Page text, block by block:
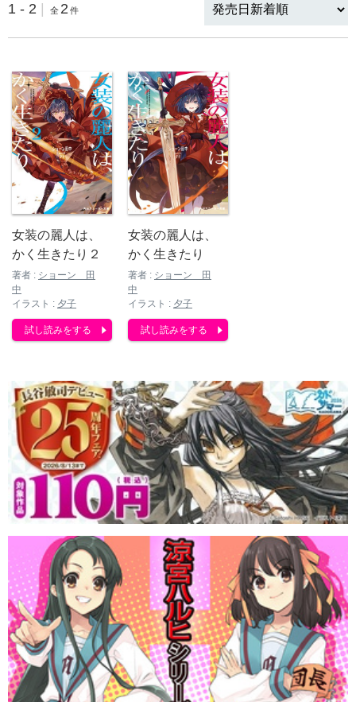
1 - 2 全 2 件
女装の麗人は、
かく生きたり２
著者 : ショーン 田
中
イラスト : 夕子
試し読みをする
女装の麗人は、
かく生きたり
著者 : ショーン 田
中
イラスト : 夕子
試し読みをする